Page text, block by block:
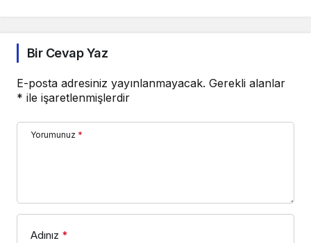
Bir Cevap Yaz
E-posta adresiniz yayınlanmayacak. Gerekli alanlar
* ile işaretlenmişlerdir
Yorumunuz *
Adınız *